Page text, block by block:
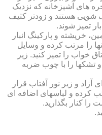
های آشپزخانه که نزدیک
شویی هستند و زودتر کثیف
تمیز شوند.
خرپشته و پارکینگ انبار
را مرتب کرده و وسایل
خواب را تمیز کنید. زیر
تشک‏ها را با چوب ضربه
و زیر نور آفتاب قرار
کرده و لباس‏های اضافه ای
کنار بگذارید.